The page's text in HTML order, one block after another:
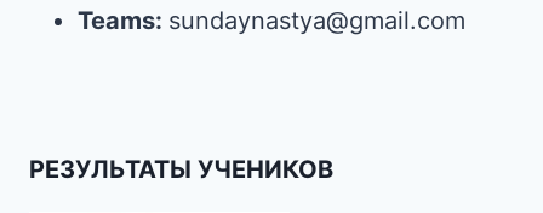
Teams: sundaynastya@gmail.com
РЕЗУЛЬТАТЫ УЧЕНИКОВ